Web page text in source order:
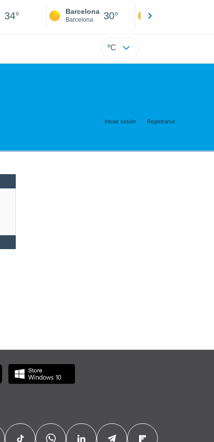
34° Barcelona
Barcelona 30°
ºC
Iniciar sesión Registrarse